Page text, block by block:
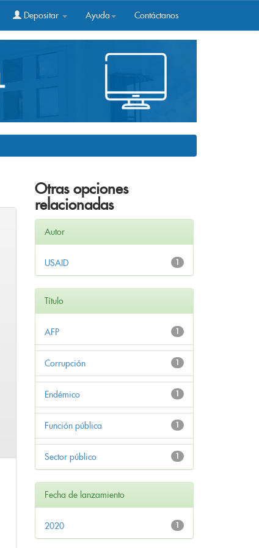
Depositar Ayuda Contáctanos
Otras opciones
relacionadas
Autor
1
USAID
Título
1
AFP
1
Corrupción
1
Endémico
1
Función pública
1
Sector público
Fecha de lanzamiento
1
2020